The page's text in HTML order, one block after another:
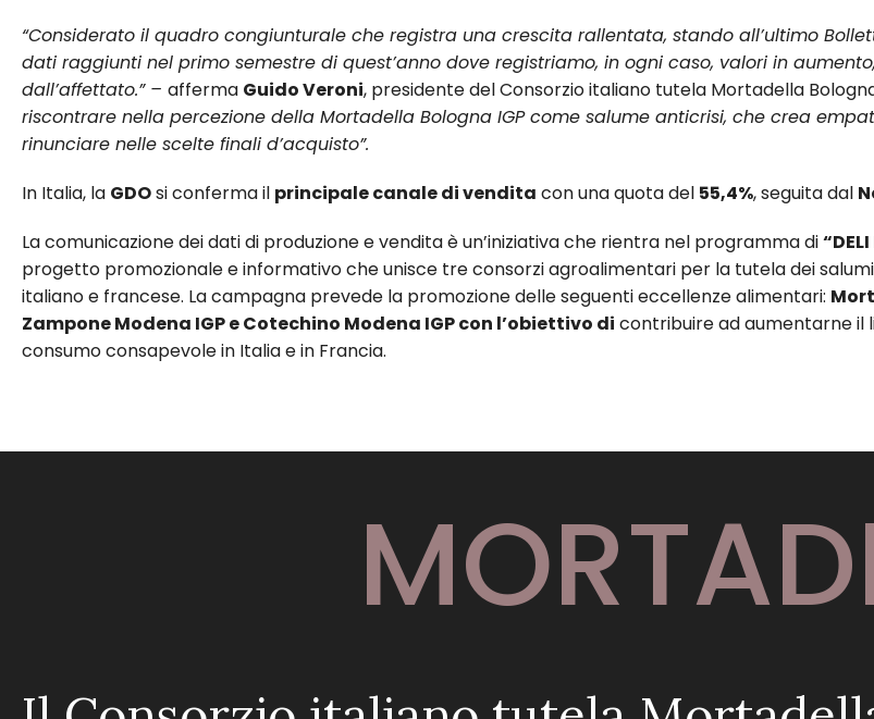
“Considerato il quadro congiunturale che registra una crescita rallentata, stando all’ultimo
dati raggiunti nel primo semestre di quest’anno dove registriamo, in ogni caso, valori in
dall’affettato.” – afferma Guido Veroni, presidente del Consorzio italiano tutela Mortadella
riscontrare nella percezione della Mortadella Bologna IGP come salume anticrisi, che crea
rinunciare nelle scelte finali d’acquisto”.
In Italia, la GDOsi conferma il principale canale di vendita con una quota del 55,4%, seguita dal
La comunicazione dei dati di produzione e vendita è un’iniziativa che rientra nel programma di
progetto promozionale e informativo che unisce tre consorzi agroalimentari per la tutela dei salumi
italiano e francese. La campagna prevede la promozione delle seguenti eccellenze alimentari:
Zampone Modena IGP e Cotechino Modena IGP con l’obiettivo di contribuire ad aumentarne il
consumo consapevole in Italia e in Francia.